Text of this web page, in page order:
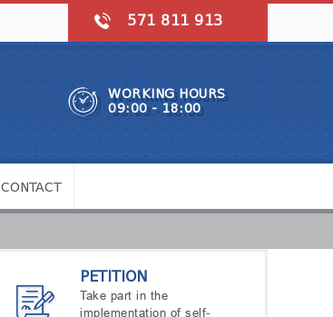
571 811 913
WORKING HOURS
09:00 - 18:00
CONTACT
PETITION
Take part in the
implementation of self-